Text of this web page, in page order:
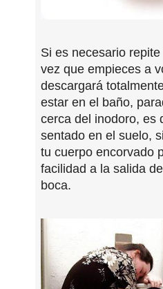
Si es necesario
vez que empieces a
descargará
estar en el baño,
cerca del inodoro, es
sentado en el suelo,
tu cuerpo encorvado
facilidad a la salida
boca.